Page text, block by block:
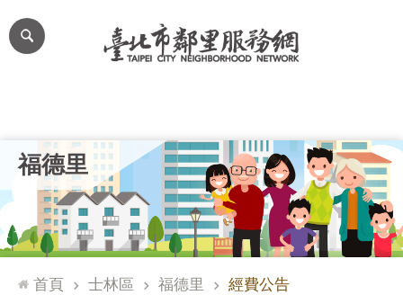
跳到主要內容區塊
網
站
台
通
福德里
首頁 士林區 福德里 經費公告